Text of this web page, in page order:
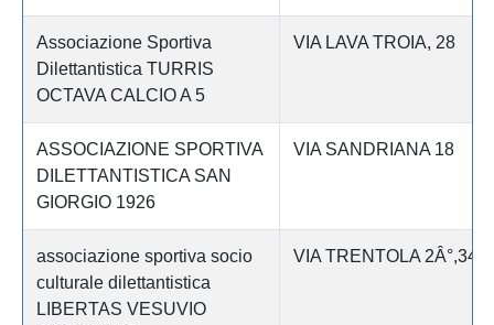
Associazione Sportiva
Dilettantistica TURRIS
OCTAVA CALCIO A 5
VIA LAVA TROIA, 28
ASSOCIAZIONE SPORTIVA
DILETTANTISTICA SAN
GIORGIO 1926
VIA SANDRIANA 18
associazione sportiva socio
culturale dilettantistica
LIBERTAS VESUVIO
VIA TRENTOLA 2Â°,34